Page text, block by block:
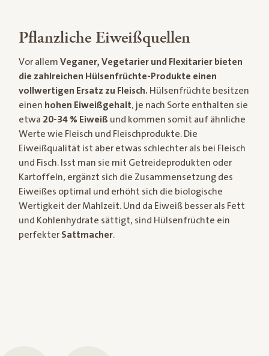
Pflanzliche Eiweißquellen
Vor allem Veganer, Vegetarier und Flexitarier bieten
die zahlreichen Hülsenfrüchte-Produkte einen
vollwertigen Ersatz zu Fleisch. Hülsenfrüchte besitzen
einen hohen Eiweißgehalt, je nach Sorte enthalten sie
etwa 20-34 % Eiweiß und kommen somit auf ähnliche
Werte wie Fleisch und Fleischprodukte. Die
Eiweißqualität ist aber etwas schlechter als bei Fleisch
und Fisch. Isst man sie mit Getreideprodukten oder
Kartoffeln, ergänzt sich die Zusammensetzung des
Eiweißes optimal und erhöht sich die biologische
Wertigkeit der Mahlzeit. Und da Eiweiß besser als Fett
und Kohlenhydrate sättigt, sind Hülsenfrüchte ein
perfekter Sattmacher.